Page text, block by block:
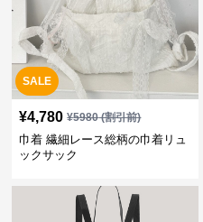
SALE
¥4,780 ¥5980(割引前)
巾着 繊細レース総柄の巾着リュ
ックサック